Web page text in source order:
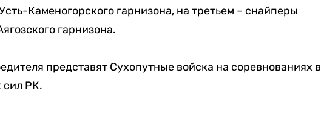
Каменогорского гарнизона, на третьем – снайперы
гарнизона.
представят Сухопутные войска на соревнованиях в
сил РК.